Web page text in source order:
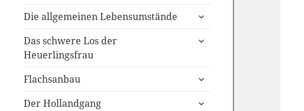
Die allgemeinen Lebensumstände
untermenü
Das schwere Los der
Heuerlingsfrau
untermenü
Flachsanbau
untermenü
Der Hollandgang
untermenü